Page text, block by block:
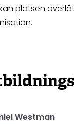
platsen
Westman